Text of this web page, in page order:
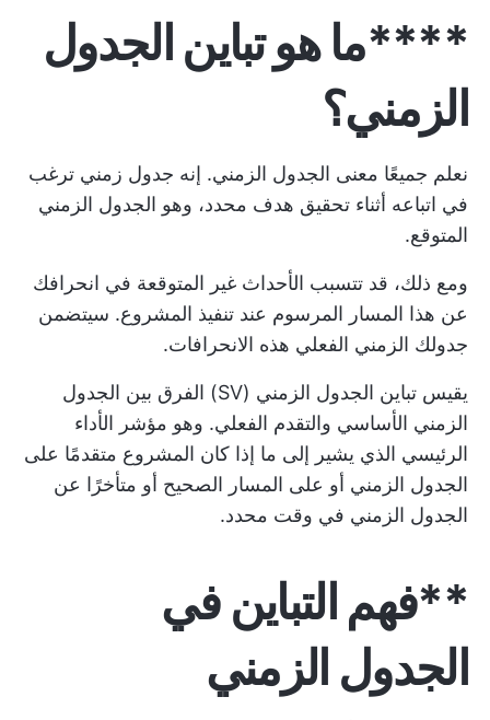
****ما هو تباين الجدول
الزمني؟
نعلم جميعًا معنى الجدول الزمني. إنه جدول زمني ترغب
في اتباعه أثناء تحقيق هدف محدد، وهو الجدول الزمني
المتوقع.
ومع ذلك، قد تتسبب الأحداث غير المتوقعة في انحرافك
عن هذا المسار المرسوم عند تنفيذ المشروع. سيتضمن
جدولك الزمني الفعلي هذه الانحرافات.
يقيس تباين الجدول الزمني (SV) الفرق بين الجدول
الزمني الأساسي والتقدم الفعلي. وهو مؤشر الأداء
الرئيسي الذي يشير إلى ما إذا كان المشروع متقدمًا على
الجدول الزمني أو على المسار الصحيح أو متأخرًا عن
الجدول الزمني في وقت محدد.
**فهم التباين في
الجدول الزمني